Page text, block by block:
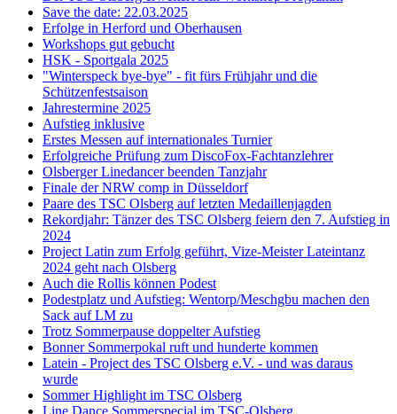
Save the date: 22.03.2025
Erfolge in Herford und Oberhausen
Workshops gut gebucht
HSK - Sportgala 2025
"Winterspeck bye-bye" - fit fürs Frühjahr und die
Schützenfestsaison
Jahrestermine 2025
Aufstieg inklusive
Erstes Messen auf internationales Turnier
Erfolgreiche Prüfung zum DiscoFox-Fachtanzlehrer
Olsberger Linedancer beenden Tanzjahr
Finale der NRW comp in Düsseldorf
Paare des TSC Olsberg auf letzten Medaillenjagden
Rekordjahr: Tänzer des TSC Olsberg feiern den 7. Aufstieg in
2024
Project Latin zum Erfolg geführt, Vize-Meister Lateintanz
2024 geht nach Olsberg
Auch die Rollis können Podest
Podestplatz und Aufstieg: Wentorp/Meschgbu machen den
Sack auf LM zu
Trotz Sommerpause doppelter Aufstieg
Bonner Sommerpokal ruft und hunderte kommen
Latein - Project des TSC Olsberg e.V. - und was daraus
wurde
Sommer Highlight im TSC Olsberg
Line Dance Sommerspecial im TSC-Olsberg